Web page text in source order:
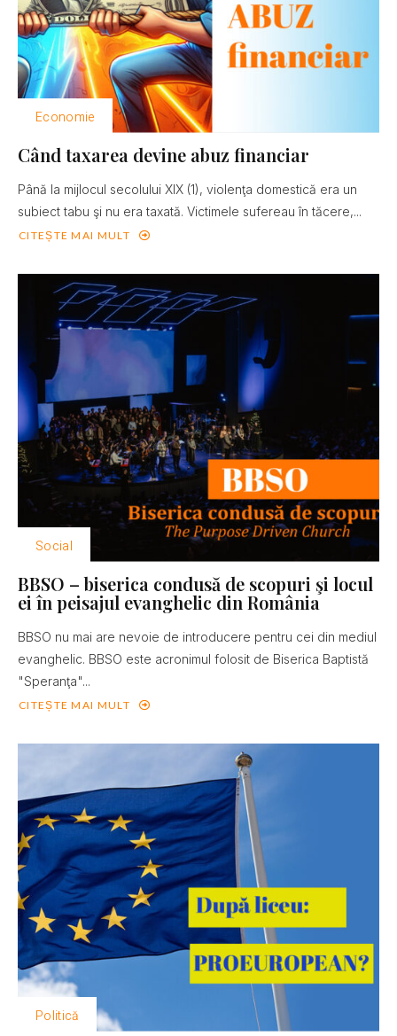
Economie
Când taxarea devine abuz financiar
Până la mijlocul secolului XIX (1), violenţa domestică era un
subiect tabu şi nu era taxată. Victimele sufereau în tăcere,...
CITEȘTE MAI MULT
Social
BBSO – biserica condusă de scopuri şi locul
ei în peisajul evanghelic din România
BBSO nu mai are nevoie de introducere pentru cei din mediul
evanghelic. BBSO este acronimul folosit de Biserica Baptistă
"Speranţa"...
CITEȘTE MAI MULT
Politică